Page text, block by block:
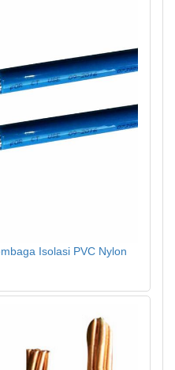
Isolasi PVC Nylon